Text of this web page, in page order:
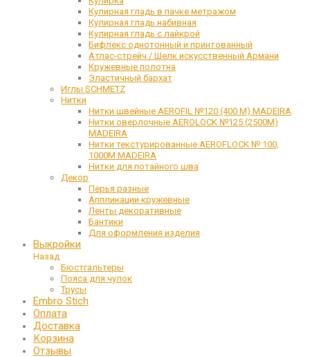
Кулирная гладь в пачке метражом
Кулирная гладь набивная
Кулирная гладь с лайкрой
Бифлекс однотонный и принтованный
Атлас-стрейч / Шелк искусственный Армани
Кружевные полотна
Эластичный бархат
Иглы SCHMETZ
Нитки
Нитки швейные AEROFIL №120 (400 М) MADEIRA
Нитки оверлочные AEROLOCK №125 (2500М)
MADEIRA
Нитки текстурированные AEROFLOCK № 100,
1000М MADEIRA
Нитки для потайного шва
Декор
Перья разные
Аппликации кружевные
Ленты декоративные
Бантики
Для оформления изделия
Выкройки
Назад
Бюстгальтеры
Пояса для чулок
Трусы
Embro Stich
Оплата
Доставка
Корзина
Отзывы